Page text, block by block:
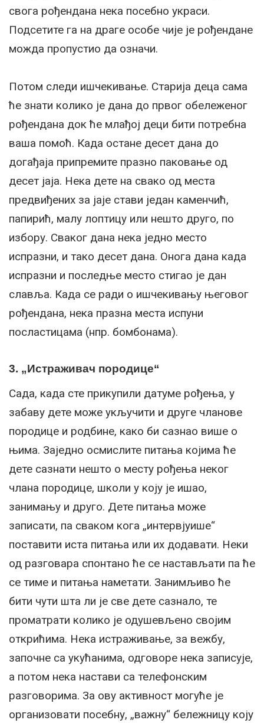
свога рођендана нека посебно украси.
Подсетите га на драге особе чије је рођендане
можда пропустио да означи.
Потом следи ишчекивање. Старија деца сама
ће знати колико је дана до првог обележеног
рођендана док ће млађој деци бити потребна
ваша помоћ. Када остане десет дана до
догађаја припремите празно паковање од
десет јаја. Нека дете на свако од места
предвиђених за јаје стави један каменчић,
папирић, малу лоптицу или нешто друго, по
избору. Сваког дана нека једно место
испразни, и тако десет дана. Онога дана када
испразни и последње место стигао је дан
славља. Када се ради о ишчекивању његовог
рођендана, нека празна места испуни
посластицама (нпр. бомбонама).
3. „Истраживач породице“
Сада, када сте прикупили датуме рођења, у
забаву дете може укључити и друге чланове
породице и родбине, како би сазнао више о
њима. Заједно осмислите питања којима ће
дете сазнати нешто о месту рођења неког
члана породице, школи у коју је ишао,
занимању и друго. Дете питања може
записати, па сваком кога „интервјуише“
поставити иста питања или их додавати. Неки
од разговара спонтано ће се настављати па ће
се тиме и питања наметати. Занимљиво ће
бити чути шта ли је све дете сазнало, те
проматрати колико је одушевљено својим
открићима. Нека истраживање, за вежбу,
започне са укућанима, одговоре нека записује,
а потом нека настави са телефонским
разговорима. За ову активност могуће је
организовати посебну, „важну“ бележницу коју